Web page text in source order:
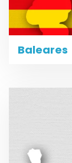
Baleares